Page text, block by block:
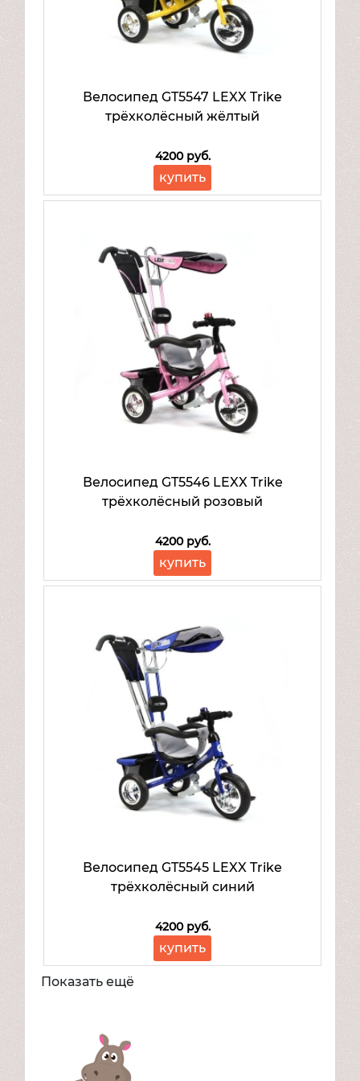
Велосипед GT5547 LEXX Trike
трёхколёсный жёлтый
4200 руб.
купить
Велосипед GT5546 LEXX Trike
трёхколёсный розовый
4200 руб.
купить
Велосипед GT5545 LEXX Trike
трёхколёсный синий
4200 руб.
купить
Показать ещё